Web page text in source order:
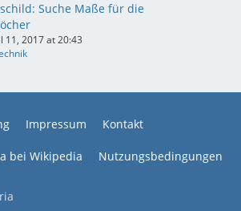
Suche Maße für die
11, 2017 at 20:43
Impressum Kontakt
bei Wikipedia Nutzungsbedingungen